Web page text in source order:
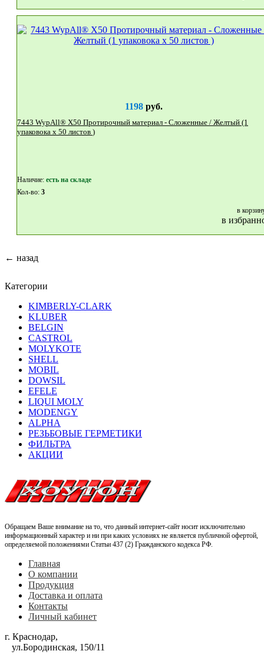
1198 руб.
7443 WypAll® X50 Протирочный материал - Сложенные / Желтый (1
упаковока x 50 листов )
Наличие: eсть на складе
Кол-во: 3
в
в
← назад
Категории
KIMBERLY-CLARK
KLUBER
BELGIN
CASTROL
MOLYKOTE
SHELL
MOBIL
DOWSIL
EFELE
LIQUI MOLY
MODENGY
ALPHA
РЕЗЬБОВЫЕ ГЕРМЕТИКИ
ФИЛЬТРА
АКЦИИ
Обращаем Ваше внимание на то, что данный интернет-сайт носит исключительно
информационный характер и ни при каких условиях не является публичной офертой,
определяемой положениями Статьи 437 (2) Гражданского кодекса РФ.
Главная
О компании
Продукция
Доставка и оплата
Контакты
Личный кабинет
г. Краснодар,
ул.Бородинская, 150/11